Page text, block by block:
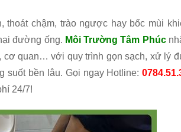
chậm, trào ngược hay bốc mùi
đường ống. Môi Trường Tâm Phúc
cơ quan… với quy trình gọn sạch, xử lý
suốt bền lâu. Gọi ngay Hotline:
24/7!